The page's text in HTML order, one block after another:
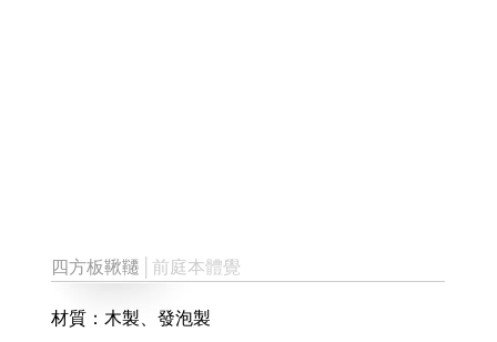
四方板鞦韆 │前庭本體覺
材質：木製、發泡製